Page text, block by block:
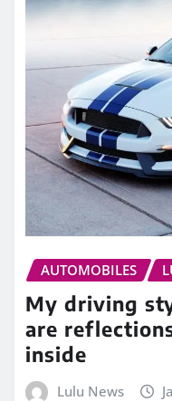
AUTOMOBILES
My driving
are
inside
Lulu News